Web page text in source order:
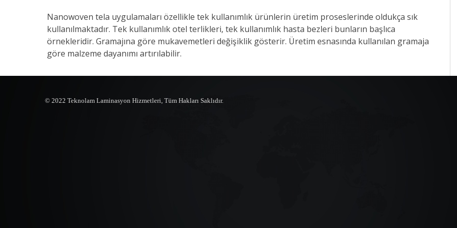
Nanowoven tela uygulamaları özellikle tek kullanımlık ürünlerin üretim proseslerinde oldukça sık
kullanılmaktadır. Tek kullanımlık otel terlikleri, tek kullanımlık hasta bezleri bunların başlıca
örnekleridir. Gramajına göre mukavemetleri değişiklik gösterir. Üretim esnasında kullanılan gramaja
göre malzeme dayanımı artırılabilir.
© 2022 Teknolam Laminasyon Hizmetleri, Tüm Hakları Saklıdır.